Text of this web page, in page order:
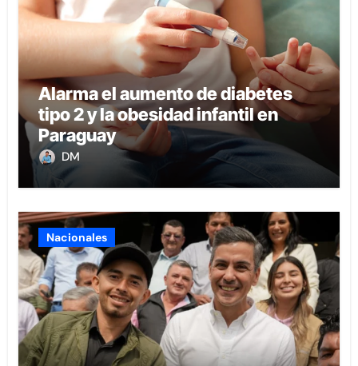
Alarma el aumento de diabetes
tipo 2 y la obesidad infantil en
Paraguay
DM
Nacionales